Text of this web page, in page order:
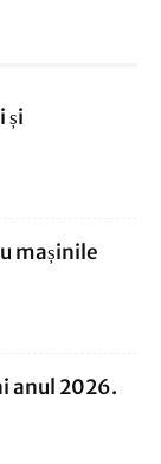
și
mașinile
anul 2026.